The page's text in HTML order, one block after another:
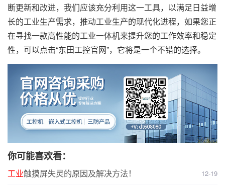
断更新和改进，我们应该充分利用这一工具，以满足日益增
长的工业生产需求，推动工业生产的现代化进程，如果您正
在寻找一款高性能的工业一体机来提升您的工作效率和稳定
性，可以点击“东田工控官网”，它将是一个不错的选择。
你可能喜欢看：
工业触摸屏失灵的原因及解决方法！ 12-19